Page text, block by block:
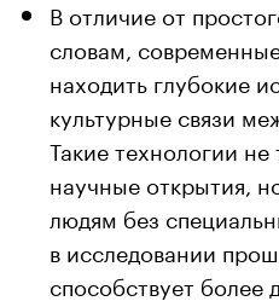
В отличие от
словам,
находить глубокие
культурные связи
Такие технологии
научные открытия,
людям без
в исследовании
способствует более